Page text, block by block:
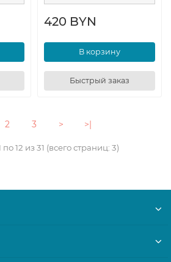
420 BYN
В корзину
Быстрый заказ
2 3 > >|
12 из 31 (всего страниц: 3)